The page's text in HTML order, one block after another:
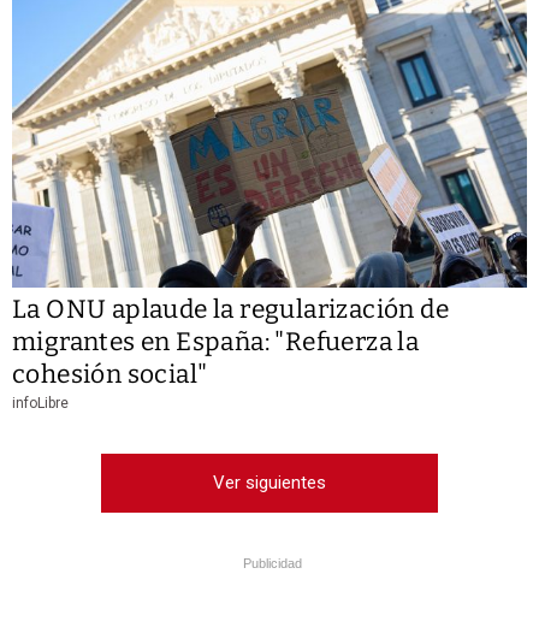
La ONU aplaude la regularización de
migrantes en España: "Refuerza la
cohesión social"
infoLibre
Ver siguientes
Publicidad